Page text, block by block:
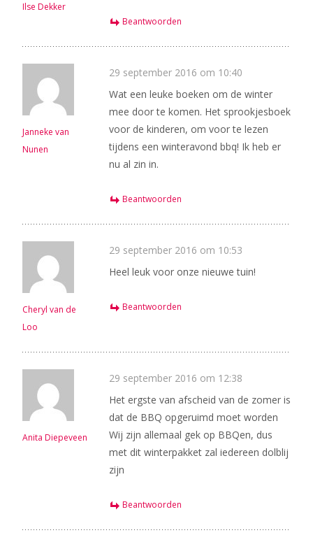
Ilse Dekker
Beantwoorden
Janneke van
Nunen
29 september 2016 om 10:40
Wat een leuke boeken om de winter
mee door te komen. Het sprookjesboek
voor de kinderen, om voor te lezen
tijdens een winteravond bbq! Ik heb er
nu al zin in.
Beantwoorden
Cheryl van de
Loo
29 september 2016 om 10:53
Heel leuk voor onze nieuwe tuin!
Beantwoorden
Anita Diepeveen
29 september 2016 om 12:38
Het ergste van afscheid van de zomer is
dat de BBQ opgeruimd moet worden
Wij zijn allemaal gek op BBQen, dus
met dit winterpakket zal iedereen dolblij
zijn
Beantwoorden